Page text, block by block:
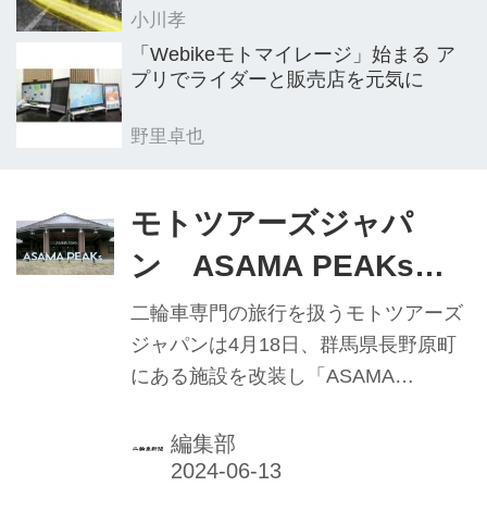
小川孝
「Webikeモトマイレージ」始まる ア
プリでライダーと販売店を元気に
野里卓也
モトツアーズジャパ
ン ASAMA PEAKs開
設
二輪車専門の旅行を扱うモトツアーズ
ジャパンは4月18日、群馬県長野原町
にある施設を改装し「ASAMA
ンしたと発表。同日には施設内でお披
露目会が開催され、電動二輪車の施設
編集部